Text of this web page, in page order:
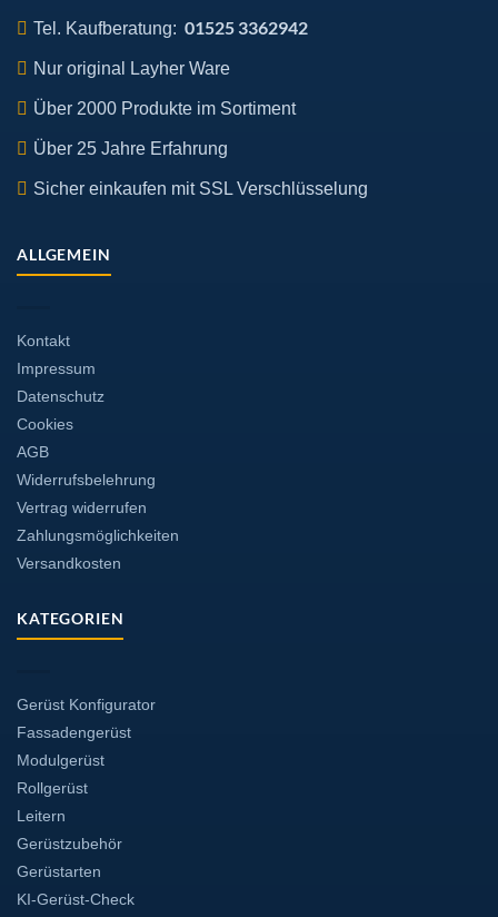
Tel. Kaufberatung: 01525 3362942
Nur original Layher Ware
Über 2000 Produkte im Sortiment
Über 25 Jahre Erfahrung
Sicher einkaufen mit SSL Verschlüsselung
ALLGEMEIN
Kontakt
Impressum
Datenschutz
Cookies
AGB
Widerrufsbelehrung
Vertrag widerrufen
Zahlungsmöglichkeiten
Versandkosten
KATEGORIEN
Gerüst Konfigurator
Fassadengerüst
Modulgerüst
Rollgerüst
Leitern
Gerüstzubehör
Gerüstarten
KI-Gerüst-Check